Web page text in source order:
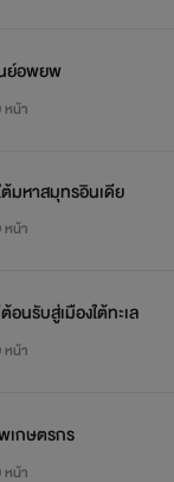
ย์อพยพ
หน้า
มหาสมุทรอินเดีย
หน้า
นรับสู่เมืองใต้ทะเล
หน้า
เกษตรกร​
หน้า